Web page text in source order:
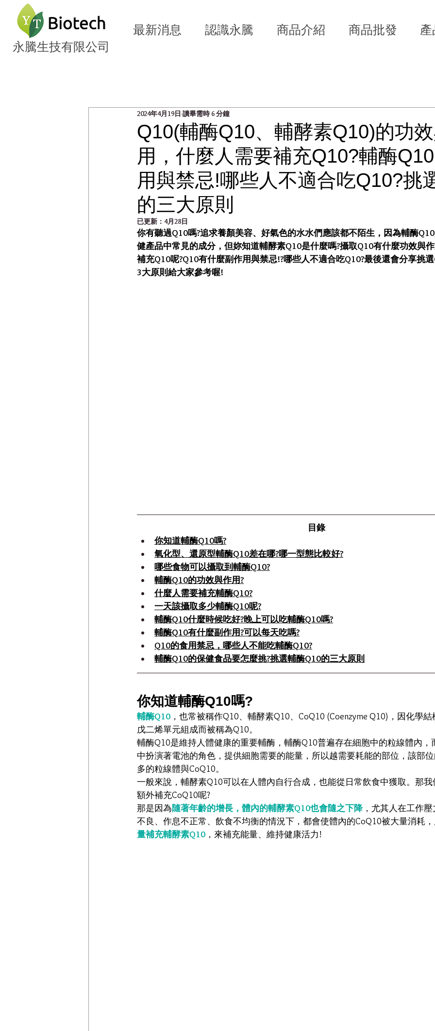
騰生技有限公司
最新消息 認識永騰 商品介紹 商品批發 產
Q10(輔酶Q10、輔酵素Q10)的功
用，什麼人需要補充Q10?輔酶
用與禁忌!哪些人不適合吃Q10?挑
的三大原則
2024年4月19日 讀畢需時 6 分鐘
已更新： 4月28日
你有聽過Q10嗎?追求養顏美容、好氣色的水水們應該都不陌生，因為輔酶
健產品中常見的成分，但妳知道輔酵素Q10是什麼嗎?攝取Q10有什麼功效與
補充Q10呢?Q10有什麼副作用與禁忌!?哪些人不適合吃Q10?最後還會分享挑
3大原則給大家參考喔!
目錄
你知道輔酶Q10嗎?
氧化型、還原型輔酶Q10差在哪?哪一型態比較好?
哪些食物可以攝取到輔酶Q10?
輔酶Q10的功效與作用?
什麼人需要補充輔酶Q10?
一天該攝取多少輔酶Q10呢?
輔酶Q10什麼時候吃好?晚上可以吃輔酶Q10嗎?
輔酶Q10有什麼副作用?可以每天吃嗎?
Q10的食用禁忌，哪些人不能吃輔酶Q10?
輔酶Q10的保健食品要怎麼挑?挑選輔酶Q10的三大原則
你知道輔酶Q10嗎?
輔酶Q10 ，也常被稱作Q10、輔酵素Q10、CoQ10 (Coenzyme Q10)，因化學
戊二烯單元組成而被稱為Q10。
輔酶Q10是維持人體健康的重要輔酶，輔酶Q10普遍存在細胞中的粒線體內，
中扮演著電池的角色，提供細胞需要的能量，所以越需要耗能的部位，該部
多的粒線體與CoQ10。
一般來說，輔酵素Q10可以在人體內自行合成，也能從日常飲食中獲取。那
額外補充CoQ10呢?
那是因為隨著年齡的增長，體內的輔酵素Q10也會隨之下降，尤其人在工作
不良、作息不正常、飲食不均衡的情況下，都會使體內的CoQ10被大量消耗
量補充輔酵素Q10 ，來補充能量、維持健康活力!